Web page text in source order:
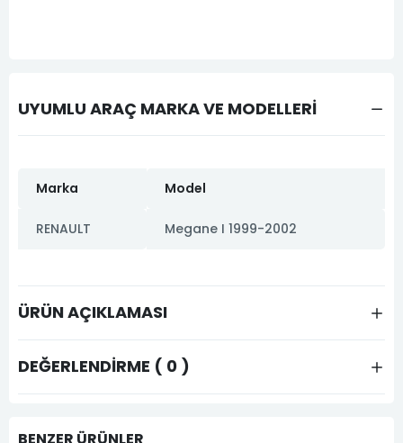
UYUMLU ARAÇ MARKA VE MODELLERİ
Marka Model
RENAULT Megane I 1999-2002
ÜRÜN AÇIKLAMASI
DEĞERLENDIRME ( 0 )
BENZER ÜRÜNLER